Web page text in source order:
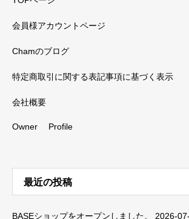
会員様アカウントページ
Chamのブログ
特定商取引に関する表記事項に基づく表示
会社概要
Owner Profile
最近の投稿
BASEショップをオープンしました。 2026-